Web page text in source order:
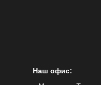
Наш офис: